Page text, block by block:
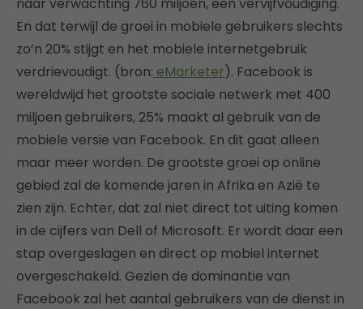
En dat terwijl de groei in mobiele gebruikers slechts
zo’n 20% stijgt en het mobiele internetgebruik
verdrievoudigt. (bron: eMarketer). Facebook is
wereldwijd het grootste sociale netwerk met 400
miljoen gebruikers, 25% maakt al gebruik van de
mobiele versie van Facebook. En dit gaat alleen
maar meer worden. De grootste groei op online
gebied zal de komende jaren in Afrika en Azië te
zien zijn. Echter, dat zal niet direct tot uiting komen
in de cijfers van Dell of Microsoft. Er wordt daar een
stap overgeslagen en direct op mobiel internet
overgeschakeld. Gezien de dominantie van
Facebook zal het aantal gebruikers van de dienst in